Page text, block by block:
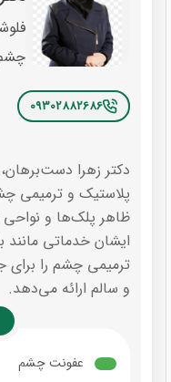
09302882686
دکتر زهرا
پلاستیک و ترمیمی
ظاهر پلک‌ها و
ایشان خدماتی مانند
ترمیمی چشم را
و سالم ارائه می‌دهد.
عفونت چشم